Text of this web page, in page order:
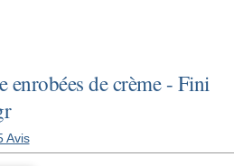
enrobées de crème - Fini
Avis